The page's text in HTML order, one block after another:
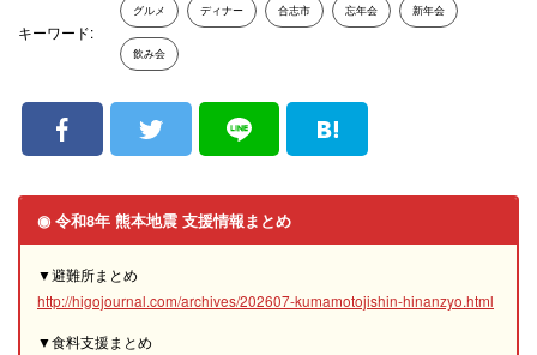
キーワード:
グルメ ディナー 合志市 忘年会 新年会
飲み会
◉ 令和8年 熊本地震 支援情報まとめ
▼避難所まとめ
http://higojournal.com/archives/202607-kumamotojishin-hinanzyo.html
▼食料支援まとめ